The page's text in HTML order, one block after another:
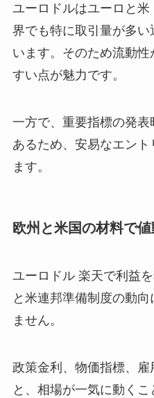
ユーロドルはユーロと
界でも特に取引量が多
います。そのため流動
すい点が魅力です。
一方で、重要指標の発
あるため、安易なエン
ます。
欧州と米国の材料で
ユーロドル 楽天で利益
と米連邦準備制度の動
ません。
政策金利、物価指標、
と、相場が一気に動く